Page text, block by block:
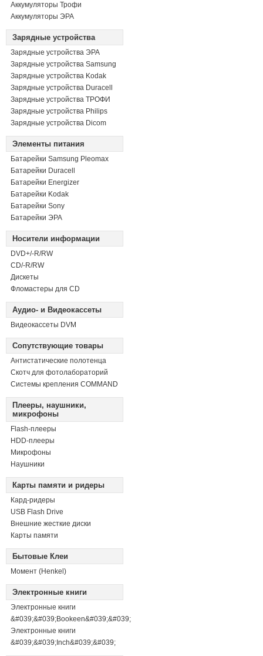
Аккумуляторы Трофи
Аккумуляторы ЭРА
Зарядные устройства
Зарядные устройства ЭРА
Зарядные устройства Samsung
Зарядные устройства Kodak
Зарядные устройства Duracell
Зарядные устройства ТРОФИ
Зарядные устройства Philips
Зарядные устройства Dicom
Элементы питания
Батарейки Samsung Pleomax
Батарейки Duracell
Батарейки Energizer
Батарейки Kodak
Батарейки Sony
Батарейки ЭРА
Носители информации
DVD+/-R/RW
СD/-R/RW
Дискеты
Фломастеры для CD
Аудио- и Видеокассеты
Видеокассеты DVM
Сопутствующие товары
Антистатические полотенца
Скотч для фотолабораторий
Системы крепления COMMAND
Плееры, наушники,
микрофоны
Flash-плееры
HDD-плееры
Микрофоны
Наушники
Карты памяти и ридеры
Кард-ридеры
USB Flash Drive
Внешние жесткие диски
Карты памяти
Бытовые Клеи
Момент (Henkel)
Электронные книги
Электронные книги
&#039;&#039;Bookeen&#039;&#039;
Электронные книги
&#039;&#039;Inch&#039;&#039;